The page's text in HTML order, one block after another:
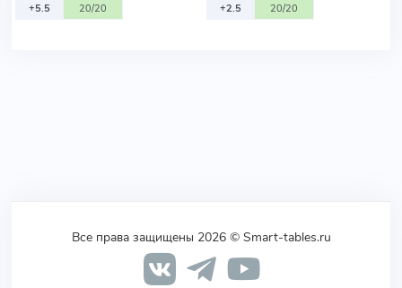
+5.5
20/20
+2.5
20/20
Все права защищены 2026 © Smart-tables.ru